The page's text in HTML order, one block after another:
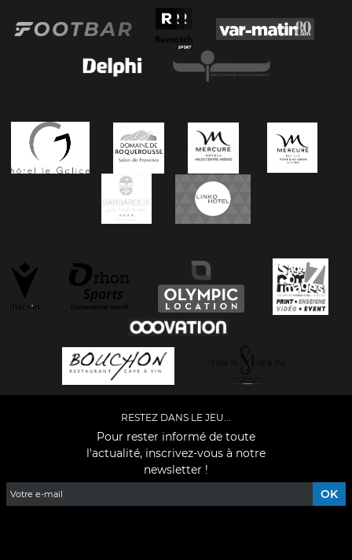
RESTEZ DANS LE JEU...
Pour rester informé de toute
l'actualité, inscrivez-vous à notre
newsletter !